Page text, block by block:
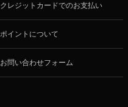
クレジットカードでのお支払い
ポイントについて
お問い合わせフォーム